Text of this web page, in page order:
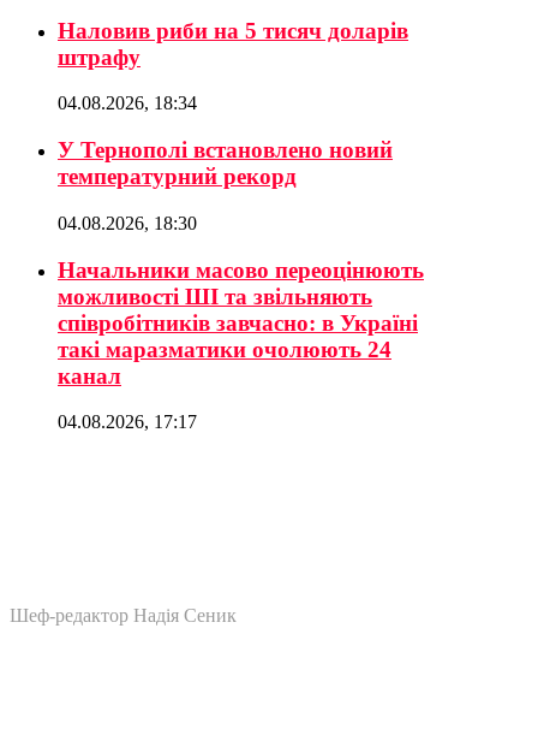
Наловив риби на 5 тисяч доларів
штрафу
04.08.2026, 18:34
У Тернополі встановлено новий
температурний рекорд
04.08.2026, 18:30
Начальники масово переоцінюють
можливості ШІ та звільняють
співробітників завчасно: в Україні
такі маразматики очолюють 24
канал
04.08.2026, 17:17
Шеф-редактор Надія Сеник